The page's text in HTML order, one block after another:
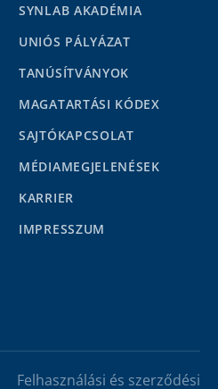
SYNLAB AKADÉMIA
UNIÓS PÁLYÁZAT
TANÚSÍTVÁNYOK
MAGATARTÁSI KÓDEX
SAJTÓKAPCSOLAT
MÉDIAMEGJELENÉSEK
KARRIER
IMPRESSZUM
Felhasználási és szerződési